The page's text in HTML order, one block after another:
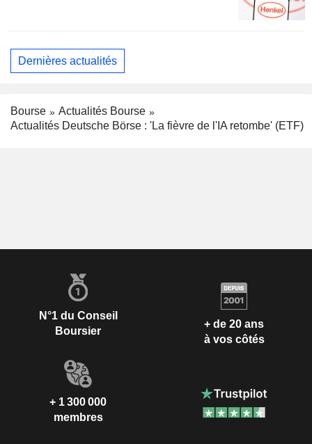
Dernières actualités
Bourse
Actualités Bourse
Actualités Deutsche Börse : 'La fièvre de l'IA retombe' (ETF)
N°1 du Conseil
Boursier
+ de 20 ans
à vos côtés
+ 1 300 000
membres